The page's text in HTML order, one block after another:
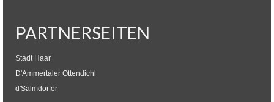
PARTNERSEITEN
Stadt Haar
D'Ammertaler Ottendichl
d'Salmdorfer